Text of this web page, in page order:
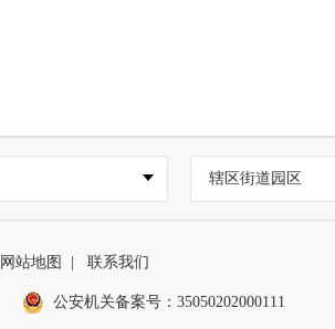
辖区街道园区
网站地图 | 联系我们
公安机关备案号：35050202000111